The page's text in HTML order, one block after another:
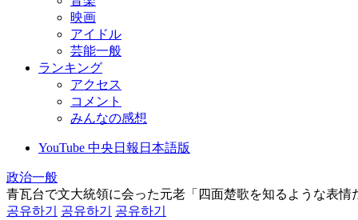
映画
アイドル
芸能一般
ランキング
アクセス
コメント
みんなの感想
YouTube 中央日報日本語版
政治一般
青瓦台で文大統領に会った元老「四面楚歌を知るような表情
공유하기
공유하기
공유하기